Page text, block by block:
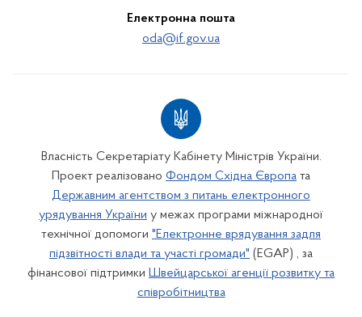
Електронна пошта
oda@if.gov.ua
Власність Секретаріату Кабінету Міністрів України.
Проект реалізовано Фондом Східна Європа та
Державним агентством з питань електронного
урядування України у межах програми міжнародної
технічної допомоги "Електронне врядування задля
підзвітності влади та участі громади" (EGAP) , за
фінансової підтримки Швейцарської агенції розвитку та
співробітництва